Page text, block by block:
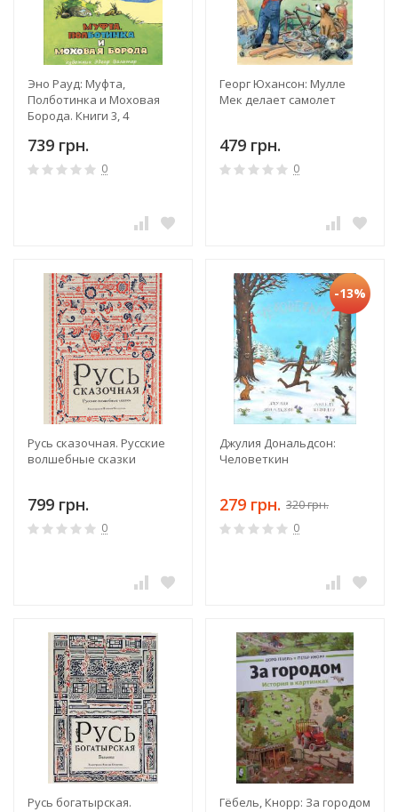
Эно Рауд: Муфта,
Полботинка и Моховая
Борода. Книги 3, 4
739 грн.
0
Георг Юхансон: Мулле
Мек делает самолет
479 грн.
0
Русь сказочная. Русские
волшебные сказки
799 грн.
0
-13%
Джулия Дональдсон:
Человеткин
279 грн. 320 грн.
0
Русь богатырская.
Гёбель, Кнорр: За городом